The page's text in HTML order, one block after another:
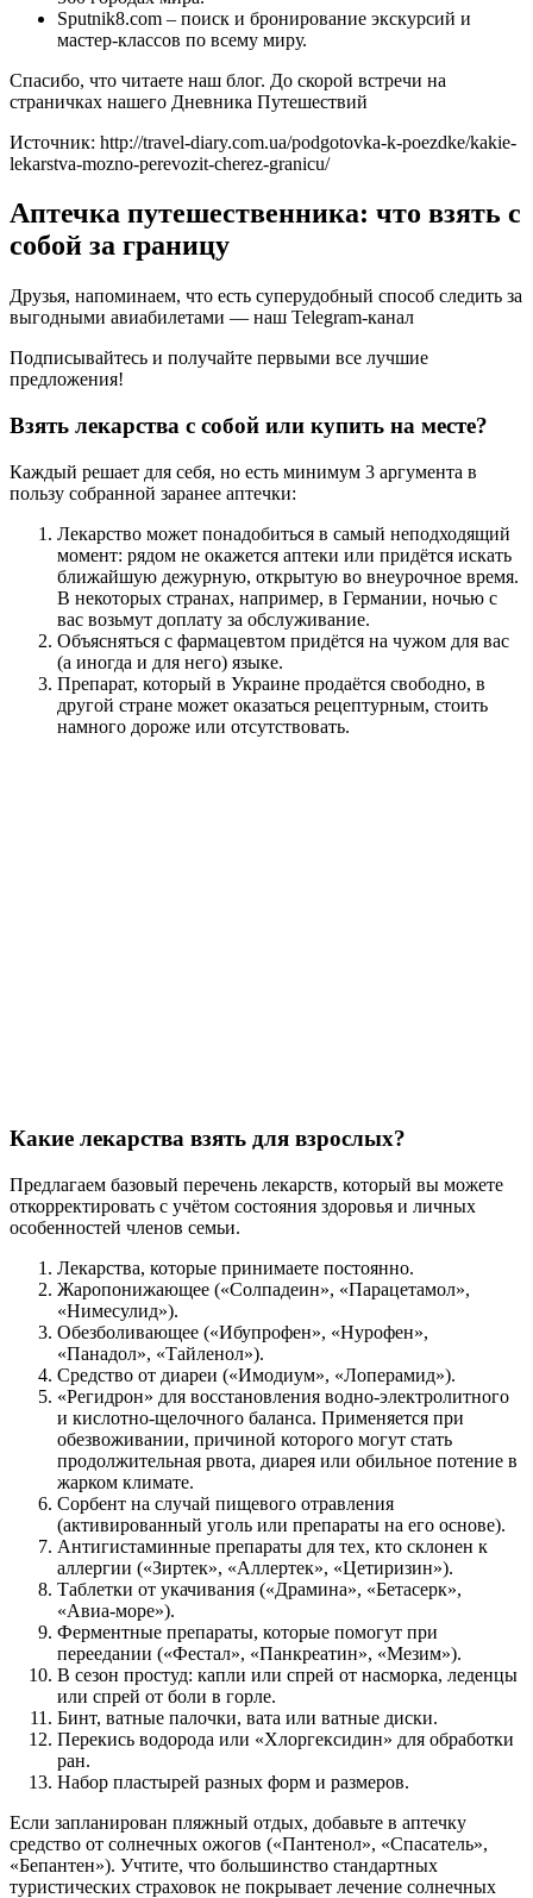
Sputnik8.com – поиск и бронирование экскурсий и
мастер-классов по всему миру.
Спасибо, что читаете наш блог. До скорой встречи на
страничках нашего Дневника Путешествий
Источник: http://travel-diary.com.ua/podgotovka-k-poezdke/kakie-
lekarstva-mozno-perevozit-cherez-granicu/
Аптечка путешественника: что взять с
собой за границу
Друзья, напоминаем, что есть суперудобный способ следить за
выгодными авиабилетами — наш Telegram-канал
Подписывайтесь и получайте первыми все лучшие
предложения!
Взять лекарства с собой или купить на месте?
Каждый решает для себя, но есть минимум 3 аргумента в
пользу собранной заранее аптечки:
Лекарство может понадобиться в самый неподходящий
момент: рядом не окажется аптеки или придётся искать
ближайшую дежурную, открытую во внеурочное время.
В некоторых странах, например, в Германии, ночью с
вас возьмут доплату за обслуживание.
Объясняться с фармацевтом придётся на чужом для вас
(а иногда и для него) языке.
Препарат, который в Украине продаётся свободно, в
другой стране может оказаться рецептурным, стоить
намного дороже или отсутствовать.
Какие лекарства взять для взрослых?
Предлагаем базовый перечень лекарств, который вы можете
откорректировать с учётом состояния здоровья и личных
особенностей членов семьи.
Лекарства, которые принимаете постоянно.
Жаропонижающее («Солпадеин», «Парацетамол»,
«Нимесулид»).
Обезболивающее («Ибупрофен», «Нурофен»,
«Панадол», «Тайленол»).
Средство от диареи («Имодиум», «Лоперамид»).
«Регидрон» для восстановления водно-электролитного
и кислотно-щелочного баланса. Применяется при
обезвоживании, причиной которого могут стать
продолжительная рвота, диарея или обильное потение в
жарком климате.
Сорбент на случай пищевого отравления
(активированный уголь или препараты на его основе).
Антигистаминные препараты для тех, кто склонен к
аллергии («Зиртек», «Аллертек», «Цетиризин»).
Таблетки от укачивания («Драмина», «Бетасерк»,
«Авиа-море»).
Ферментные препараты, которые помогут при
переедании («Фестал», «Панкреатин», «Мезим»).
В сезон простуд: капли или спрей от насморка, леденцы
или спрей от боли в горле.
Бинт, ватные палочки, вата или ватные диски.
Перекись водорода или «Хлоргексидин» для обработки
ран.
Набор пластырей разных форм и размеров.
Если запланирован пляжный отдых, добавьте в аптечку
средство от солнечных ожогов («Пантенол», «Спасатель»,
«Бепантен»). Учтите, что большинство стандартных
туристических страховок не покрывает лечение солнечных